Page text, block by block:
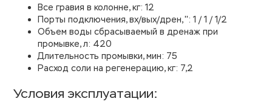
Все гравия в колонне, кг: 12
Порты подключения, вх/вых/дрен, '': 1 / 1 / 1/2
Объем воды сбрасываемый в дренаж при
промывке, л: 420
Длительность промывки, мин: 75
Расход соли на регенерацию, кг: 7,2
Условия эксплуатации: